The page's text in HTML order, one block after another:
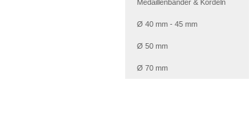
Medaillenbänder & Kordeln
Ø 40 mm - 45 mm
Ø 50 mm
Ø 70 mm